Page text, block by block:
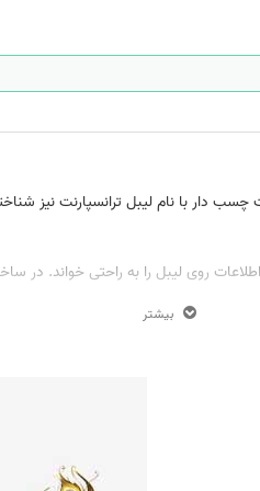
دار با نام لیبل ترانسپارنتنیز
روی لیبل را به راحتی خواند.
ذکر است ماندگاری طرح دلخواه بروی
ها و پوشه ها، برچسب آدرس پستی،
بیشتر